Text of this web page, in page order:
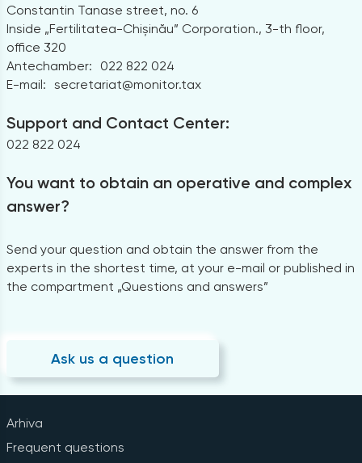
Constantin Tanase street, no. 6
Inside „Fertilitatea-Chișinău” Corporation., 3-th floor,
office 320
Antechamber:
022 822 024
E-mail: secretariat@monitor.tax
Support and Contact Center:
022 822 024
You want to obtain an operative and complex
answer?
Send your question and obtain the answer from the
experts in the shortest time, at your e-mail or published in
the compartment „Questions and answers”
Ask us a question
Arhiva
Frequent questions